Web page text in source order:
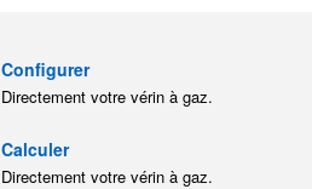
Configurer
Directement votre vérin à gaz.
Calculer
Directement votre vérin à gaz.